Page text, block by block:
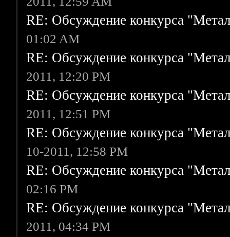
RE: Обсуждение конкурса
01:02 AM
RE: Обсуждение конкурса
2011, 12:20 PM
RE: Обсуждение конкурса
2011, 12:51 PM
RE: Обсуждение конкурса
10-2011, 12:58 PM
RE: Обсуждение конкурса
02:16 PM
RE: Обсуждение конкурса
2011, 04:34 PM